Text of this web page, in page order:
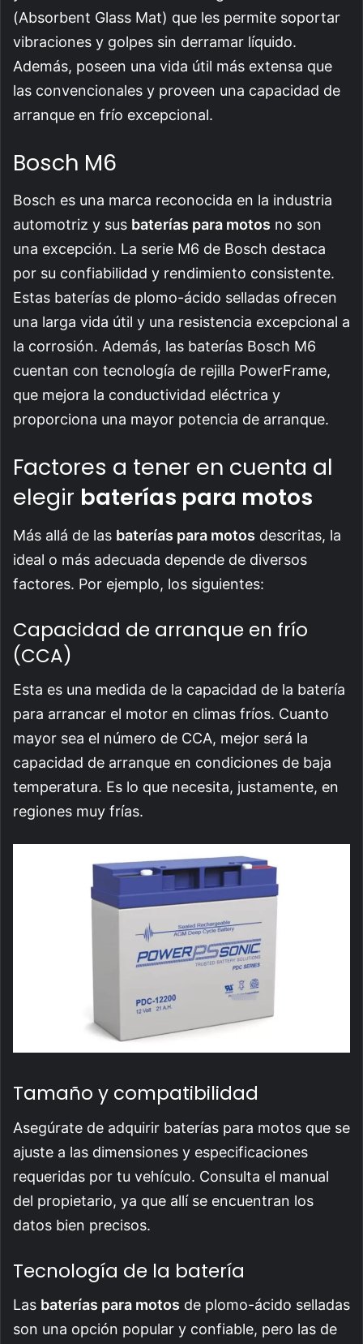
(Absorbent Glass Mat) que les permite soportar
vibraciones y golpes sin derramar líquido.
Además, poseen una vida útil más extensa que
las convencionales y proveen una capacidad de
arranque en frío excepcional.
Bosch M6
Bosch es una marca reconocida en la industria
automotriz y sus baterías para motos no son
una excepción. La serie M6 de Bosch destaca
por su confiabilidad y rendimiento consistente.
Estas baterías de plomo-ácido selladas ofrecen
una larga vida útil y una resistencia excepcional a
la corrosión. Además, las baterías Bosch M6
cuentan con tecnología de rejilla PowerFrame,
que mejora la conductividad eléctrica y
proporciona una mayor potencia de arranque.
Factores a tener en cuenta al
elegir baterías para motos
Más allá de las baterías para motos descritas, la
ideal o más adecuada depende de diversos
factores. Por ejemplo, los siguientes:
Capacidad de arranque en frío
(CCA)
Esta es una medida de la capacidad de la batería
para arrancar el motor en climas fríos. Cuanto
mayor sea el número de CCA, mejor será la
capacidad de arranque en condiciones de baja
temperatura. Es lo que necesita, justamente, en
regiones muy frías.
Tamaño y compatibilidad
Asegúrate de adquirir baterías para motos que se
ajuste a las dimensiones y especificaciones
requeridas por tu vehículo. Consulta el manual
del propietario, ya que allí se encuentran los
datos bien precisos.
Tecnología de la batería
Las baterías para motos de plomo-ácido selladas
son una opción popular y confiable, pero las de